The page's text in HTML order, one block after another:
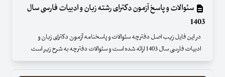
سئوالات و پاسخ آزمون دکترای رشته زبان و ادبیات فارسی سال
1403
در این فایل زیب اصل دفترچه سئوالات و پاسخنامه آزمون دکترای زبان و
ادبیات فارسی سال 1403 ارائه شده است و سئوالات دفترچه به شرح زیر است